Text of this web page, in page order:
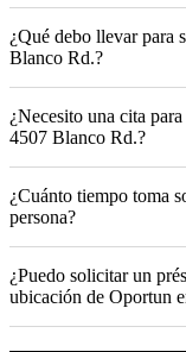
¿Qué debo llevar para
Blanco Rd.?
¿Necesito una cita
4507 Blanco Rd.?
¿Cuánto tiempo toma
persona?
¿Puedo solicitar un
ubicación de Oportun